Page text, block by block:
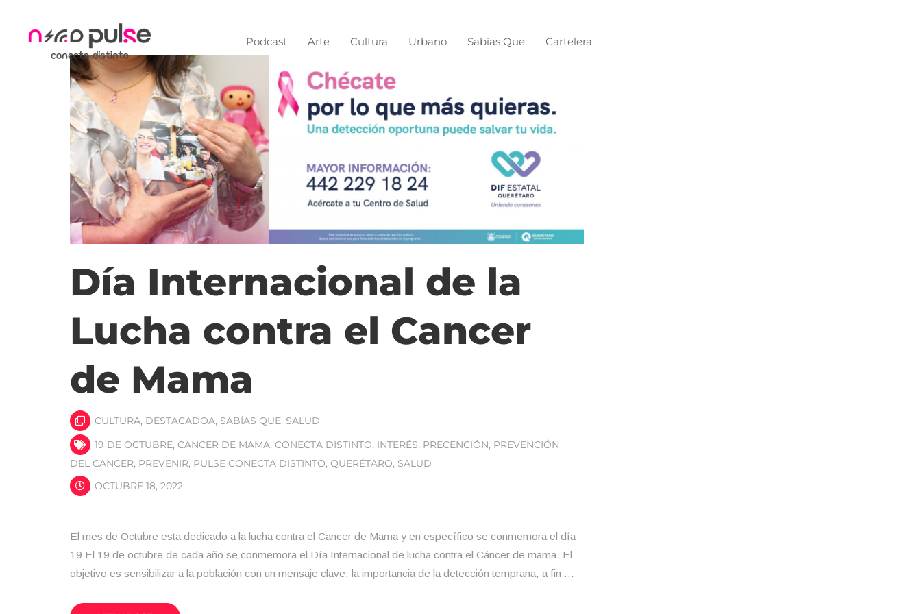
Podcast Arte Cultura Urbano Sabías Que Cartelera
Día Internacional de la
Lucha contra el Cancer
de Mama
CULTURA, DESTACADOA, SABÍAS QUE, SALUD
19 DE OCTUBRE, CANCER DE MAMA, CONECTA DISTINTO, INTERÉS, PRECENCIÓN, PREVENCIÓN
DEL CANCER, PREVENIR, PULSE CONECTA DISTINTO, QUERÉTARO, SALUD
OCTUBRE 18, 2022
El mes de Octubre esta dedicado a la lucha contra el Cancer de Mama y en específico se conmemora el día
19 El 19 de octubre de cada año se conmemora el Día Internacional de lucha contra el Cáncer de mama. El
objetivo es sensibilizar a la población con un mensaje clave: la importancia de la detección temprana, a fin …